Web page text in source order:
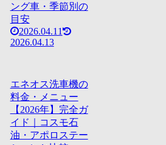
ング車・季節別の
目安
2026.04.11
2026.04.13
エネオス洗車機の
料金・メニュー
【2026年】完全ガ
イド｜コスモ石
油・アポロステー